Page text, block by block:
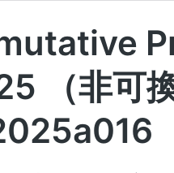
（非可